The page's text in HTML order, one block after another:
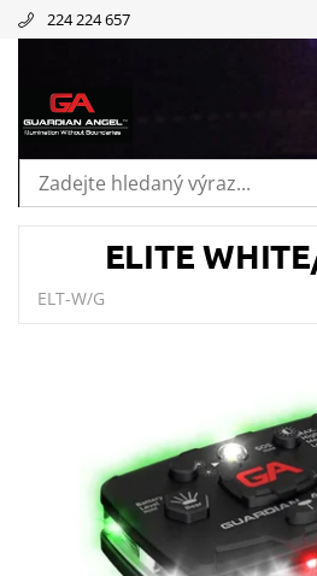
224 224 657
ELITE
ELT-W/G